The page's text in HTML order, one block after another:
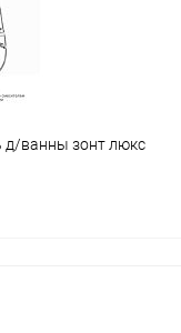
д/ванны зонт люкс